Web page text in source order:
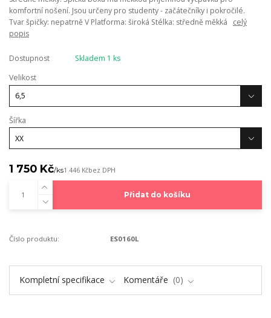
komfortní nošení. Jsou určeny pro studenty - začátečníky i pokročilé.
Tvar špičky: nepatrně V Platforma: široká Stélka: středně měkká celý
popis
Dostupnost
Skladem 1 ks
Velikost
Šířka
1 750 Kč/ks1 446 Kčbez DPH
Přidat do košíku
Číslo produktu: ES0160L
Kompletní specifikace Komentáře 0